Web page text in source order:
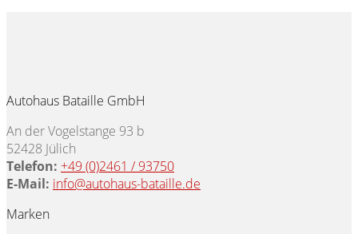
Autohaus Bataille GmbH
An der Vogelstange 93 b
52428 Jülich
Telefon: +49 (0)2461 / 93750
E-Mail: info@autohaus-bataille.de
Marken